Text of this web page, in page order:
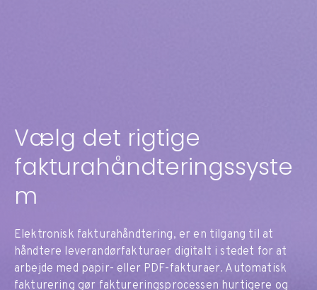
Vælg det rigtige
fakturahåndteringssyste
m
Elektronisk fakturahåndtering, er en tilgang til at
håndtere leverandørfakturaer digitalt i stedet for at
arbejde med papir- eller PDF-fakturaer. Automatisk
fakturering gør faktureringsprocessen hurtigere og